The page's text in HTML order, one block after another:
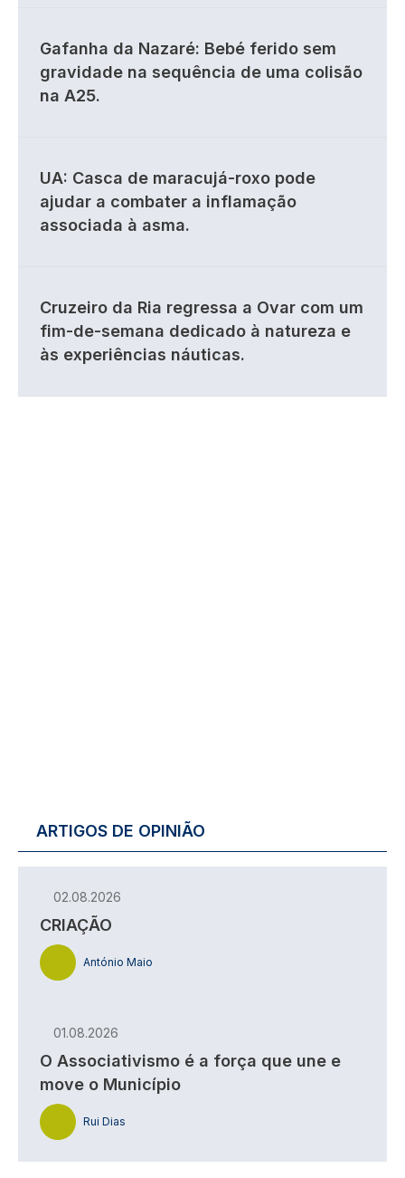
Gafanha da Nazaré: Bebé ferido sem
gravidade na sequência de uma colisão
na A25.
UA: Casca de maracujá-roxo pode
ajudar a combater a inflamação
associada à asma.
Cruzeiro da Ria regressa a Ovar com um
fim-de-semana dedicado à natureza e
às experiências náuticas.
ARTIGOS DE OPINIÃO
02.08.2026
CRIAÇÃO
António Maio
01.08.2026
O Associativismo é a força que une e
move o Município
Rui Dias